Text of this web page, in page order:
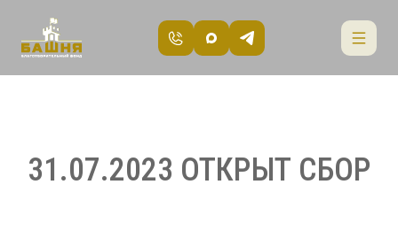
31.07.2023 ОТКРЫТ СБОР